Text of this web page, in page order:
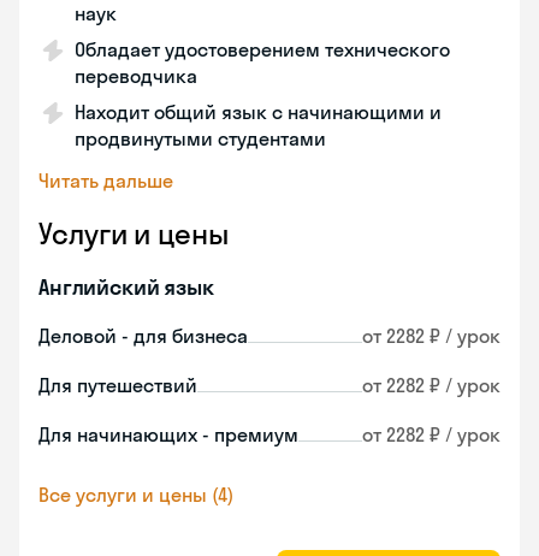
наук
Обладает удостоверением технического
переводчика
Находит общий язык с начинающими и
продвинутыми студентами
Читать дальше
Услуги и цены
Английский язык
Деловой - для бизнеса от 2282 ₽ / урок
Для путешествий от 2282 ₽ / урок
Для начинающих - премиум от 2282 ₽ / урок
Все услуги и цены (4)